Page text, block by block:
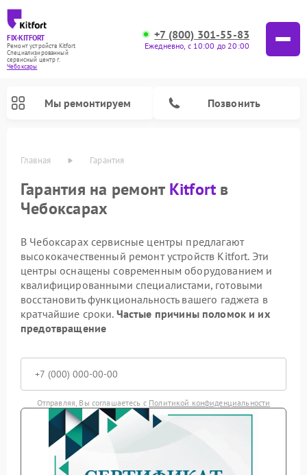
FIX-KITFORT
Ремонт устройств Kitfort
Специализированный
cервисный центр г.
Чебоксары
+7 (800) 301-55-83
Ежедневно, с 10:00 до 20:00
Мы ремонтируем Позвонить
Главная Гарантия
Гарантия на ремонт Kitfort в
Чебоксарах
В Чебоксарах сервисные центры предлагают
высококачественный ремонт устройств Kitfort. Эти
центры оснащены современным оборудованием и
квалифицированными специалистами, готовыми
восстановить функциональность вашего гаджета в
кратчайшие сроки. Частые причины поломок и их
предотвращение
Отправляя, Вы соглашаетесь с Политикой конфиденциальности